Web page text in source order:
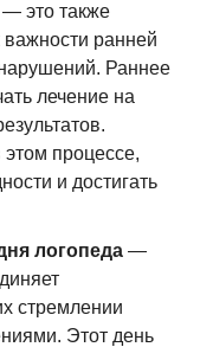
— это также
ранней
Раннее
лечение на
процессе,
и достигать
логопеда —
стремлении
Этот день